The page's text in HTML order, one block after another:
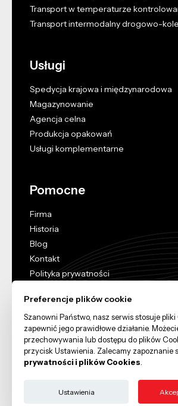
Transport w temperaturze
Transport intermodalny drogowo-
Usługi
Spedycja krajowa i międzynarodowa
Magazynowanie
Agencja celna
Produkcja opakowań
Usługi komplementarne
Pomocne
Firma
Historia
Blog
Kontakt
Polityka prywatności
Ustawienia plików cookie
OWU
Strategia podatkowa
Copyright © 2026 Zet
Preferencje plików cookie
Szanowni Państwo, nasz serwis stosuje pliki
zapewnić jego prawidłowe działanie.
przechowywania lub dostępu do plików
przycisk Ustawienia. Zalecamy zapoznanie
prywatności i plików Cookies
Ustawienia